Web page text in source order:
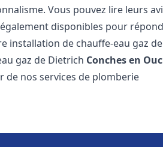
Vous pouvez lire leurs
disponibles pour
installation de chauffe-eau gaz
gaz de Dietrich Conches en
de nos services de plomberie